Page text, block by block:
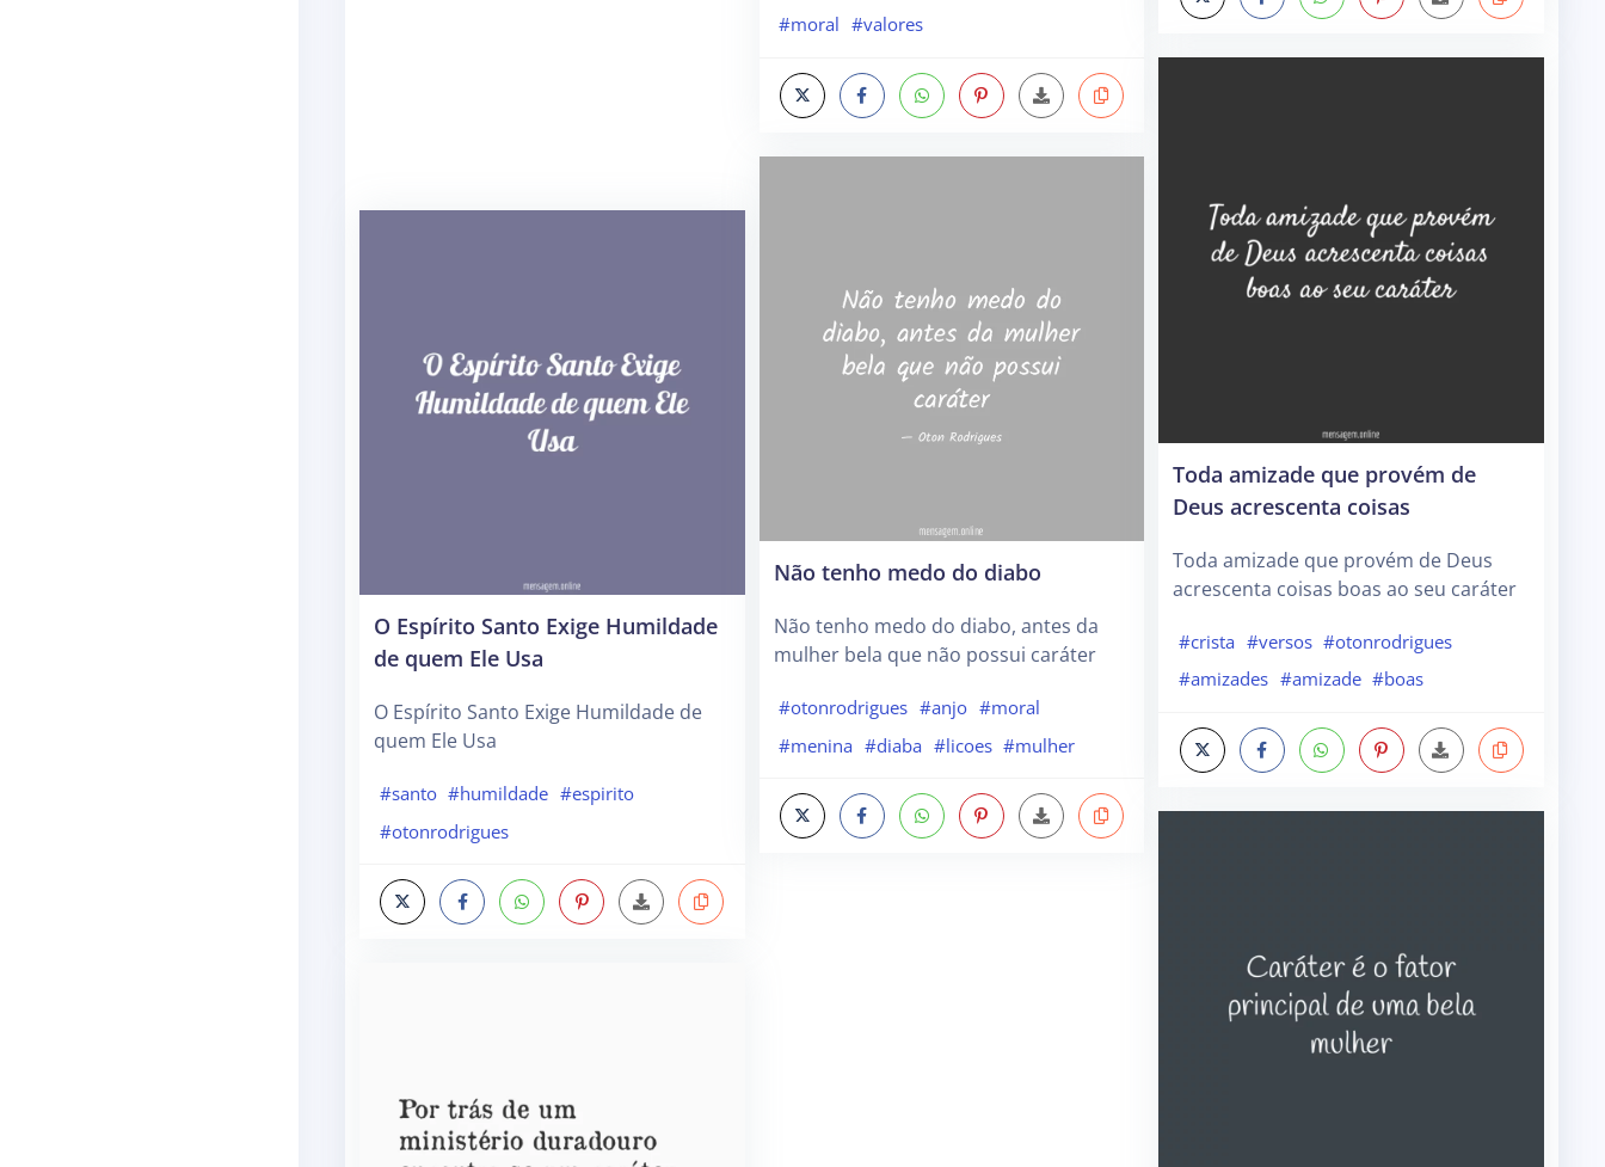
O Espírito Santo Exige Humildade
de quem Ele Usa
O Espírito Santo Exige Humildade de
quem Ele Usa
#santo #humildade #espirito
#otonrodrigues
#moral #valores
Não tenho medo do diabo
Não tenho medo do diabo, antes da
mulher bela que não possui caráter
#otonrodrigues #anjo #moral
#menina #diaba #licoes #mulher
Toda amizade que provém de
Deus acrescenta coisas
Toda amizade que provém de Deus
acrescenta coisas boas ao seu caráter
#crista #versos #otonrodrigues
#amizades #amizade #boas